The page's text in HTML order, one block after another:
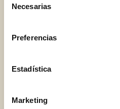
Necesarias
Preferencias
Estadística
Marketing